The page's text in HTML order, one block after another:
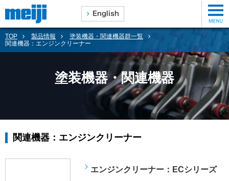
TOP 製品情報
塗装機器・関連機器群一覧
関連機器：エンジンクリーナー
塗装機器・関連機器
関連機器：エンジンクリーナー
エンジンクリーナー：ECシリーズ